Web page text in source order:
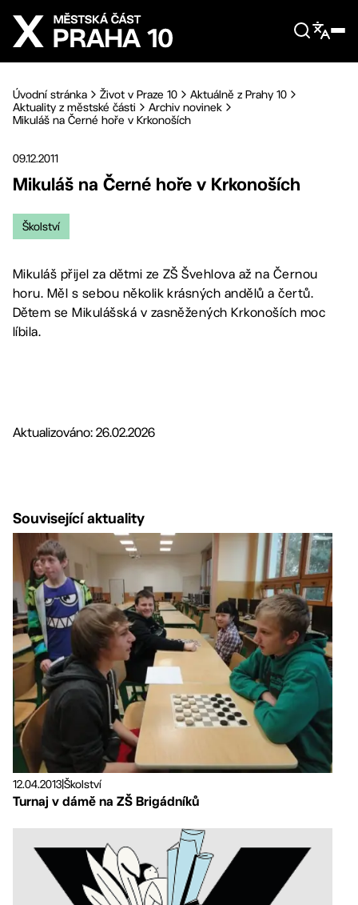
Přejít na hlavní obsah
Úvodní stránka Život v Praze 10
Aktuálně z Prahy 10
Aktuality z městské části
Archiv novinek
Mikuláš na Černé hoře v Krkonoších
09.12.2011
Mikuláš na Černé hoře v Krkonoších
Školství
Mikuláš přijel za dětmi ze ZŠ Švehlova až na Černou
horu. Měl s sebou několik krásných andělů a čertů.
Dětem se Mikulášská v zasněžených Krkonoších moc
líbila.
Aktualizováno: 26.02.2026
Související aktuality
12.04.2013Školství
Turnaj v dámě na ZŠ Brigádníků